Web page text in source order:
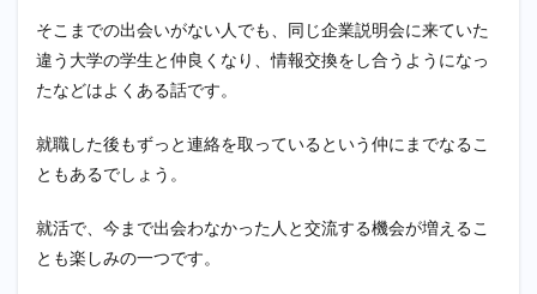
そこまでの出会いがない人でも、同じ企業説明会に来ていた
違う大学の学生と仲良くなり、情報交換をし合うようになっ
たなどはよくある話です。
就職した後もずっと連絡を取っているという仲にまでなるこ
ともあるでしょう。
就活で、今まで出会わなかった人と交流する機会が増えるこ
とも楽しみの一つです。